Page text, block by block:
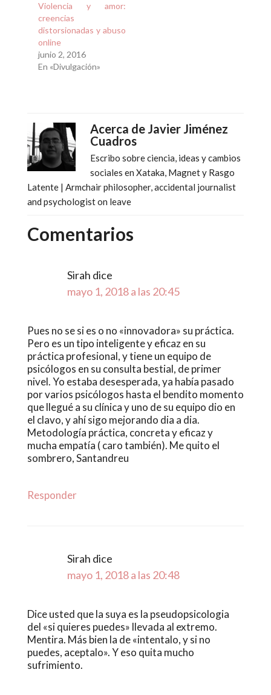
Violencia y amor:
creencias
distorsionadas y abuso
online
junio 2, 2016
En «Divulgación»
Acerca de Javier Jiménez
Cuadros
Escribo sobre ciencia, ideas y cambios
sociales en Xataka, Magnet y Rasgo
Latente | Armchair philosopher, accidental journalist
and psychologist on leave
Comentarios
Sirah dice
mayo 1, 2018 a las 20:45
Pues no se si es o no «innovadora» su práctica.
Pero es un tipo inteligente y eficaz en su
práctica profesional, y tiene un equipo de
psicólogos en su consulta bestial, de primer
nivel. Yo estaba desesperada, ya había pasado
por varios psicólogos hasta el bendito momento
que llegué a su clínica y uno de su equipo dio en
el clavo, y ahí sigo mejorando dia a dia.
Metodología práctica, concreta y eficaz y
mucha empatía ( caro también). Me quito el
sombrero, Santandreu
Responder
Sirah dice
mayo 1, 2018 a las 20:48
Dice usted que la suya es la pseudopsicologia
del «si quieres puedes» llevada al extremo.
Mentira. Más bien la de «intentalo, y si no
puedes, aceptalo». Y eso quita mucho
sufrimiento.